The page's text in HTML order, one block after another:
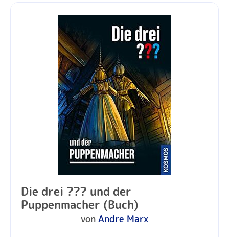
Die drei ??? und der
Puppenmacher (Buch)
von Andre Marx